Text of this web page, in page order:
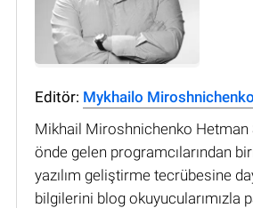
Editör: Mykhailo Miroshnichenko
Mikhail Miroshnichenko
önde gelen programcılarından
yazılım geliştirme tecrübesine
bilgilerini blog okuyucularımızla